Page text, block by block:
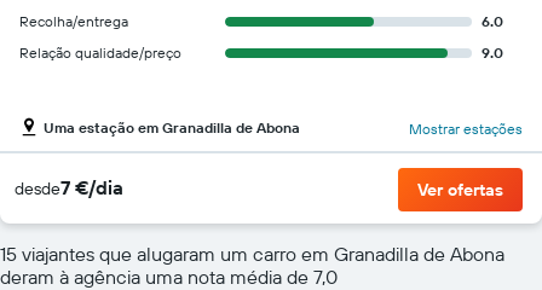
Recolha/entrega
6.0
Relação qualidade/preço
9.0
Uma estação em Granadilla de Abona Mostrar estações
desde7 €/dia Ver ofertas
15 viajantes que alugaram um carro em Granadilla de Abona
deram à agência uma nota média de 7,0